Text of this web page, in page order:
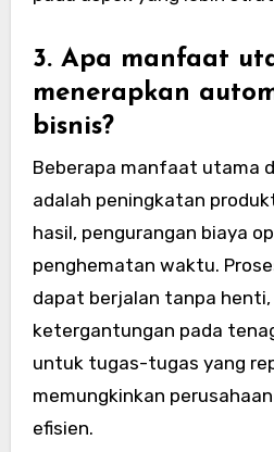
3. Apa manfaat
menerapkan
bisnis?
Beberapa manfaat utama
adalah peningkatan
hasil, pengurangan biaya
penghematan waktu.
dapat berjalan tanpa
ketergantungan pada
untuk tugas-tugas yang
memungkinkan
efisien.